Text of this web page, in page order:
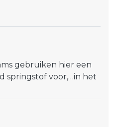
gebruiken hier een
springstof voor,…in het